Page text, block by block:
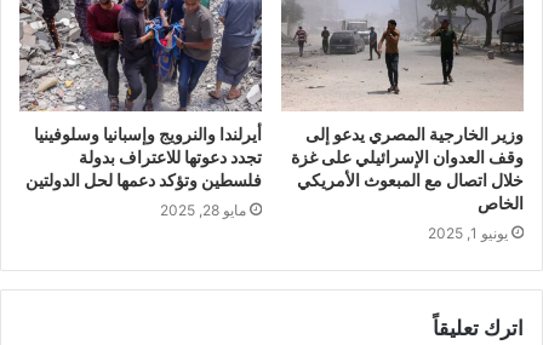
وزير الخارجية المصري يدعو إلى
وقف العدوان الإسرائيلي على غزة
خلال اتصال مع المبعوث الأمريكي
الخاص
يونيو 1, 2025
أيرلندا والنرويج وإسبانيا وسلوفينيا
تجدد دعوتها للاعتراف بدولة
فلسطين وتؤكد دعمها لحل الدولتين
مايو 28, 2025
اترك تعليقاً